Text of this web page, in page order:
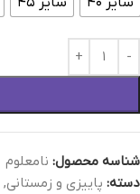
شناسه محصول: نامعلوم
دسته: پاییزی و زمستانی,